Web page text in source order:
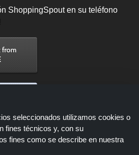
ShoppingSpout en su teléfono
seleccionados utilizamos cookies o
fines técnicos y, con su
fines como se describe en nuestra